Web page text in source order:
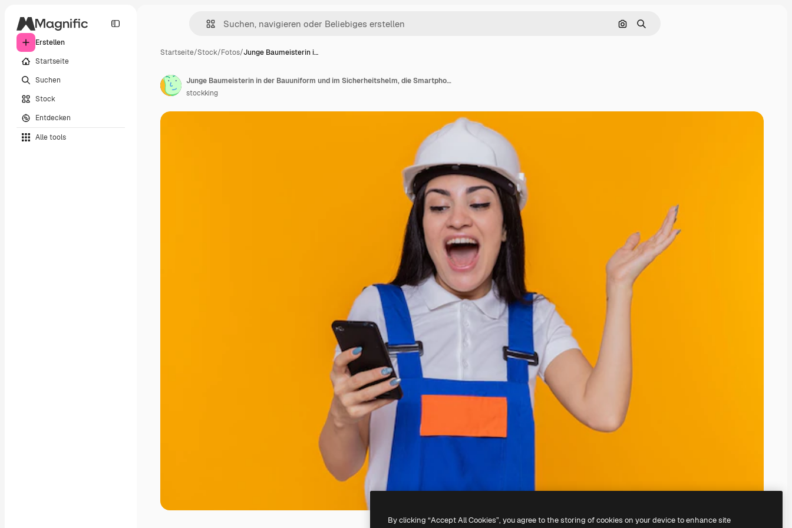
Erstellen
Startseite
Suchen
Stock
Entdecken
Alle tools
Nach Bild suchen
Suchen
Startseite/Stock/Fotos/Junge Baumeisterin i…
Junge Baumeisterin in der Bauuniform und im Sicherheitshelm, die Smartphone halten, das es glücklich und aufgeregt mit dem Arm angehoben betrachtet, der über orange Wand steht
stockking
By clicking “Accept All Cookies”, you agree to the storing of cookies on your device to enhance site